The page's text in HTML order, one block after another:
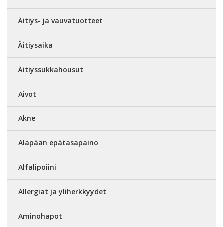
Äitiys- ja vauvatuotteet
Äitiysaika
Äitiyssukkahousut
Aivot
Akne
Alapään epätasapaino
Alfalipoiini
Allergiat ja yliherkkyydet
Aminohapot